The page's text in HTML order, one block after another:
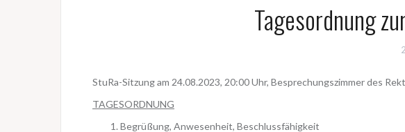
Tagesordnung
StuRa-Sitzung am 24.08.2023, 20:00 Uhr, Besprechungszimmer des
TAGESORDNUNG
Begrüßung, Anwesenheit, Beschlussfähigkeit